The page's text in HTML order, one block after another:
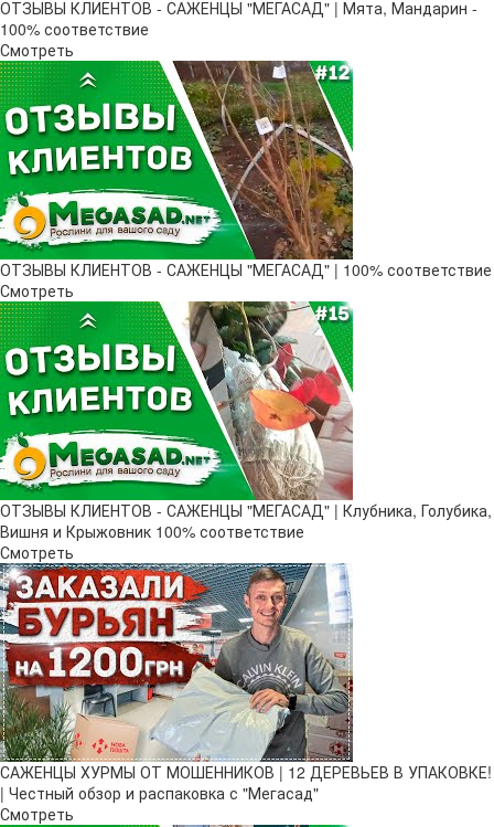
ОТЗЫВЫ КЛИЕНТОВ - САЖЕНЦЫ "МЕГАСАД" | Мята, Мандарин -
100% соответствие
Смотреть
ОТЗЫВЫ КЛИЕНТОВ - САЖЕНЦЫ "МЕГАСАД" | 100% соответствие
Смотреть
ОТЗЫВЫ КЛИЕНТОВ - САЖЕНЦЫ "МЕГАСАД" | Клубника, Голубика,
Вишня и Крыжовник 100% соответствие
Смотреть
САЖЕНЦЫ ХУРМЫ ОТ МОШЕННИКОВ | 12 ДЕРЕВЬЕВ В УПАКОВКЕ!
| Честный обзор и распаковка с "Мегасад"
Смотреть